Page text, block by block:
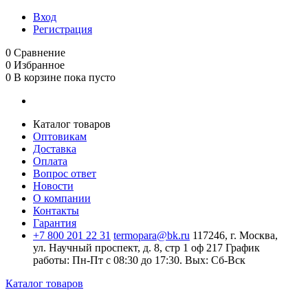
Вход
Регистрация
0 Сравнение
0 Избранное
0 В корзине пока пусто
Каталог товаров
Оптовикам
Доставка
Оплата
Вопрос ответ
Новости
О компании
Контакты
Гарантия
+7 800 201 22 31 termopara@bk.ru 117246, г. Москва,
ул. Научный проспект, д. 8, стр 1 оф 217 График
работы: Пн‑Пт с 08:30 до 17:30. Вых: Сб‑Вск
Каталог товаров